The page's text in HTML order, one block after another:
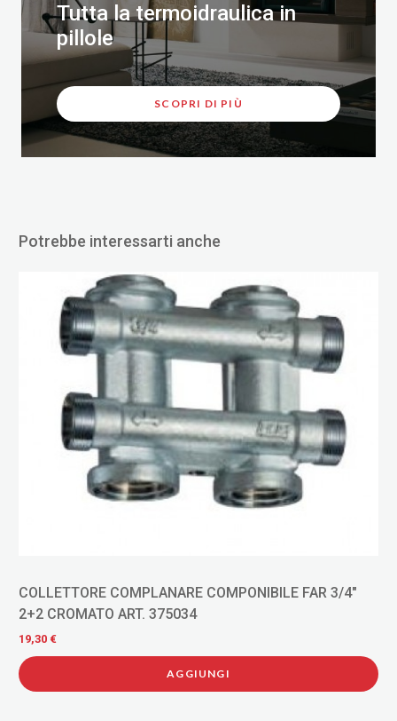
Tutta la termoidraulica in
pillole
SCOPRI DI PIÙ
Potrebbe interessarti anche
COLLETTORE COMPLANARE COMPONIBILE FAR 3/4"
2+2 CROMATO ART. 375034
19,30 €
AGGIUNGI